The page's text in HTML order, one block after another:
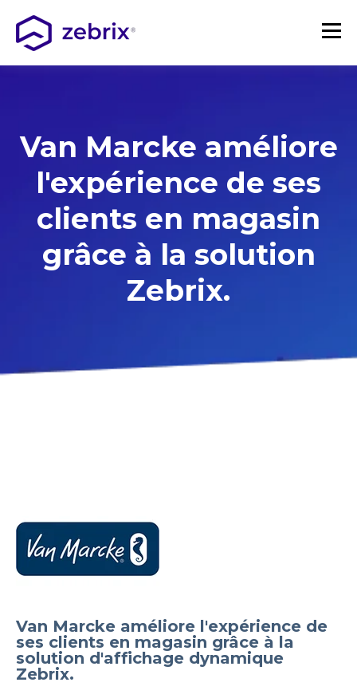
Van Marcke améliore
l'expérience de ses
clients en magasin
grâce à la solution
Zebrix.
Van Marcke améliore l'expérience de
ses clients en magasin grâce à la
solution d'affichage dynamique
Zebrix.